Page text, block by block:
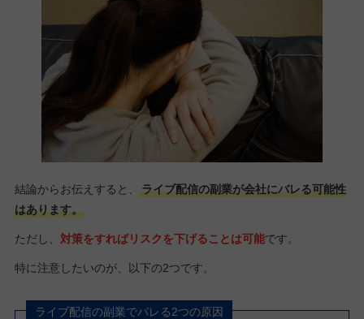
結論からお伝えすると、
ライブ配信の副業が会社にバレる可能性
はあります。
ただし、 対策をすればリスクを下げることは可能です。
特に注意したいのが、以下の2つです。
ライブ配信の副業でバレる2つの原因